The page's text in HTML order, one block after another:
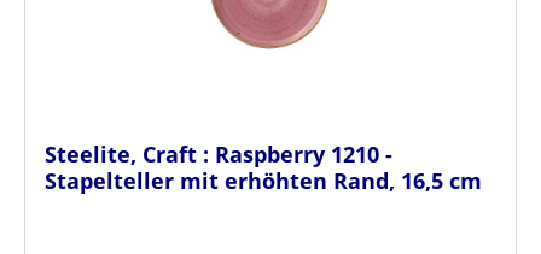
Steelite, Craft : Raspberry 1210 -
Stapelteller mit erhöhten Rand, 16,5 cm